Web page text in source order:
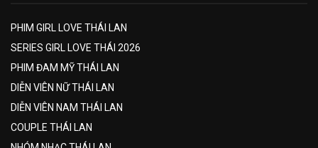
PHIM GIRL LOVE THÁI LAN
SERIES GIRL LOVE THÁI 2026
PHIM ĐAM MỸ THÁI LAN
DIỄN VIÊN NỮ THÁI LAN
DIỄN VIÊN NAM THÁI LAN
COUPLE THÁI LAN